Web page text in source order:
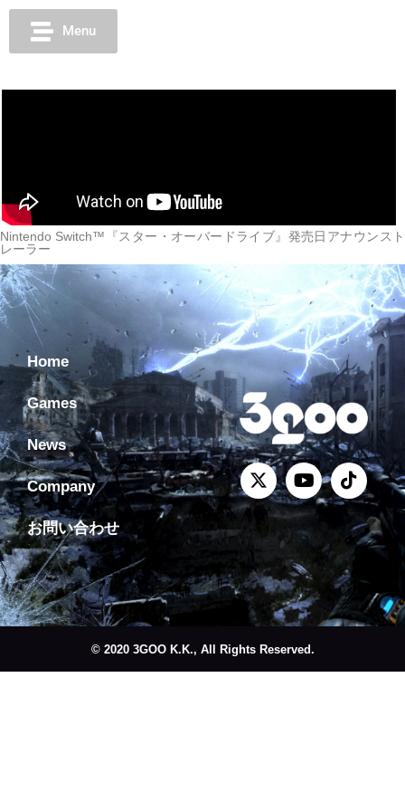
Menu
Nintendo Switch™『スター・オーバードライブ』発売日アナウンスト
レーラー
Home
Games
News
Company
お問い合わせ
© 2020 3GOO K.K., All Rights Reserved.